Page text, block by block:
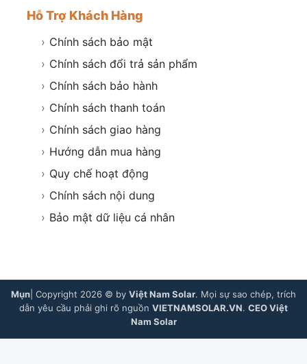
Hỗ Trợ Khách Hàng
› Chính sách bảo mật
› Chính sách đổi trả sản phẩm
› Chính sách bảo hành
› Chính sách thanh toán
› Chính sách giao hàng
› Hướng dẫn mua hàng
› Quy chế hoạt động
› Chính sách nội dung
› Bảo mật dữ liệu cá nhân
Mụn | Copyright 2026 © by Việt Nam Solar. Mọi sự sao chép, trích
dẫn yêu cầu phải ghi rõ nguồn VIETNAMSOLAR.VN. CEO Việt
Nam Solar